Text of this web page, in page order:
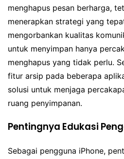
menghapus pesan berharga,
menerapkan strategi yang
mengorbankan kualitas
untuk menyimpan hanya
menghapus yang tidak perlu.
fitur arsip pada beberapa
solusi untuk menjaga
ruang penyimpanan.
Pentingnya Edukasi
Sebagai pengguna iPhone,